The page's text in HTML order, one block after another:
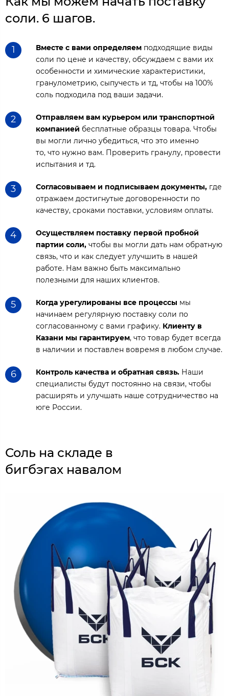
соли. 6 шагов.
1 Вместе с вами определяем подходящие виды
соли по цене и качеству, обсуждаем с вами их
особенности и химические характеристики,
гранулометрию, сыпучесть и тд, чтобы на 100%
соль подходила под ваши задачи.
2
Отправляем вам курьером или транспортной
компанией бесплатные образцы товара. Чтобы
вы могли лично убедиться, что это именно
то, что нужно вам. Проверить гранулу, провести
испытания и тд.
3 Согласовываем и подписываем документы, где
отражаем достигнутые договоренности по
качеству, сроками поставки, условиям оплаты.
4
Осуществляем поставку первой пробной
партии соли, чтобы вы могли дать нам обратную
связь, что и как следует улучшить в нашей
работе. Нам важно быть максимально
полезными для наших клиентов.
5 Когда урегулированы все процессы мы
начинаем регулярную поставку соли по
согласованному с вами графику. Клиенту в
Казани мы гарантируем, что товар будет всегда
в наличии и поставлен вовремя в любом случае.
6 Контроль качества и обратная связь. Наши
специалисты будут постоянно на связи, чтобы
расширять и улучшать наше сотрудничество на
юге России.
Соль на складе в
бигбэгах навалом